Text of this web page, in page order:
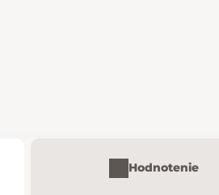
Hodnotenie